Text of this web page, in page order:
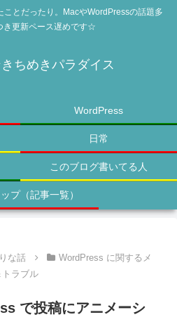
とだったり。MacやWordPressの話題多
き更新ペース遅めです☆
ちめきパラダイス
WordPress
日常
このブログ書いてる人
プ（記事一覧）
な話
WordPress に関するメ
ラブル
で投稿にアニメーシ